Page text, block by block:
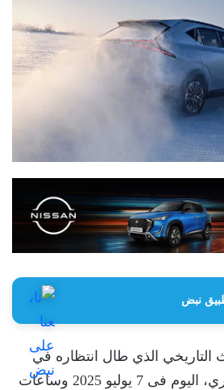
نبض
التاريخي الذي طال انتظاره في
سوق السيارات المصري، اليوم فى 7 يوليو 2025 وساعات